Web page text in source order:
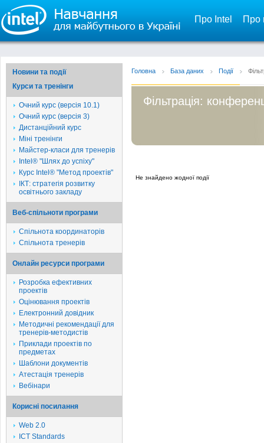
Про Intel Про
Новини та події
Курси та тренінги
Очний курс (версія 10.1)
Очний курс (версія 3)
Дистанційний курс
Міні тренінги
Майстер-класи для тренерів
Intel® "Шлях до успіху"
Курс Intel® "Метод проектів"
ІКТ: стратегія розвитку
освітнього закладу
Веб-спільноти програми
Спільнота координаторів
Спільнота тренерів
Онлайн ресурси програми
Розробка ефективних
проектів
Оцінювання проектів
Електронний довідник
Методичні рекомендації для
тренерів-методистів
Приклади проектів по
предметах
Шаблони документів
Атестація тренерів
Вебінари
Корисні посилання
Web 2.0
ICT Standards
Головна База даних Події
Фільтрація:
Не знайдено жодної події